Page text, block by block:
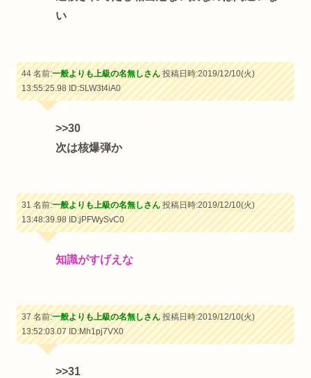
い
44 名前:一般よりも上級の名無しさん投稿日時:2019/12/10(火)
13:55:25.98ID:SLW3t4iA0
>>30
次は核爆弾か
31 名前:一般よりも上級の名無しさん投稿日時:2019/12/10(火)
13:48:39.98ID:jPFWySvC0
知識がすげえな
37 名前:一般よりも上級の名無しさん投稿日時:2019/12/10(火)
13:52:03.07ID:Mh1pj7VX0
>>31